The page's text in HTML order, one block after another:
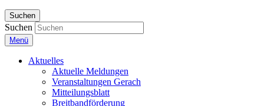
Suchen
Suchen
Menü
Aktuelles
Aktuelle Meldungen
Veranstaltungen Gerach
Mitteilungsblatt
Breitbandförderung